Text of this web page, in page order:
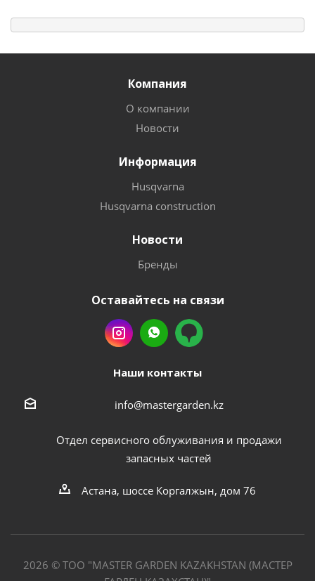
Компания
О компании
Новости
Информация
Husqvarna
Husqvarna construction
Новости
Бренды
Оставайтесь на связи
Наши контакты
info@mastergarden.kz
Отдел сервисного облуживания и продажи
запасных частей
Астана, шоссе Коргалжын, дом 76
2026 © ТОО "MASTER GARDEN KAZAKHSTAN (МАСТЕР